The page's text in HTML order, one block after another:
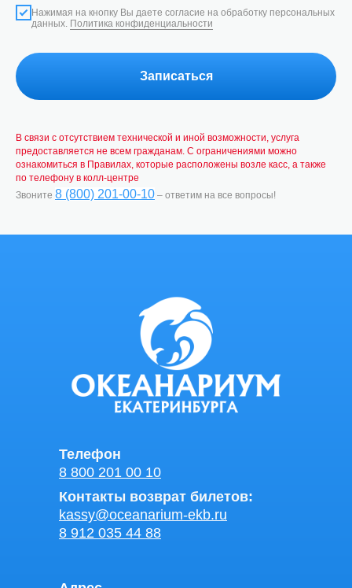
Нажимая на кнопку Вы даете согласие на обработку персональных
данных. Политика конфиденциальности
Записаться
В связи с отсутствием технической и иной возможности, услуга
предоставляется не всем гражданам. С ограничениями можно
ознакомиться в Правилах, которые расположены возле касс, а также
по телефону в колл-центре
Звоните 8 (800) 201-00-10 – ответим на все вопросы!
Телефон
8 800 201 00 10
Контакты возврат билетов:
kassy@oceanarium-ekb.ru
8 912 035 44 88